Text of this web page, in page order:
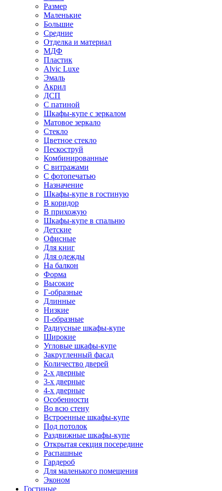
Размер
Маленькие
Большие
Средние
Отделка и материал
МДФ
Пластик
Alvic Luxe
Эмаль
Акрил
ДСП
С патиной
Шкафы-купе с зеркалом
Матовое зеркало
Стекло
Цветное стекло
Пескоструй
Комбинированные
С витражами
С фотопечатью
Назначение
Шкафы-купе в гостиную
В коридор
В прихожую
Шкафы-купе в спальню
Детские
Офисные
Для книг
Для одежды
На балкон
Форма
Высокие
Г-образные
Длинные
Низкие
П-образные
Радиусные шкафы-купе
Широкие
Угловые шкафы-купе
Закругленный фасад
Количество дверей
2-х дверные
3-х дверные
4-х дверные
Особенности
Во всю стену
Встроенные шкафы-купе
Под потолок
Раздвижные шкафы-купе
Открытая секция посередине
Распашные
Гардероб
Для маленького помещения
Эконом
Гостиные